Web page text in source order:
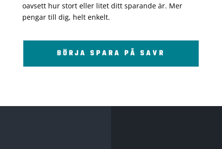
oavsett hur stort eller litet ditt sparande är. Mer
pengar till dig, helt enkelt.
BÖRJA SPARA PÅ SAVR